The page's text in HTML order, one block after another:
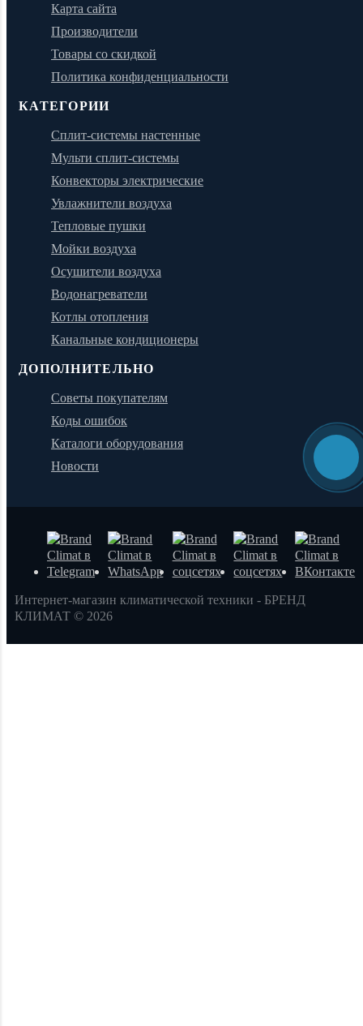
Карта сайта
Производители
Товары со скидкой
Политика конфиденциальности
КАТЕГОРИИ
Сплит-системы настенные
Мульти сплит-системы
Конвекторы электрические
Увлажнители воздуха
Тепловые пушки
Мойки воздуха
Осушители воздуха
Водонагреватели
Котлы отопления
Канальные кондиционеры
ДОПОЛНИТЕЛЬНО
Советы покупателям
Коды ошибок
Каталоги оборудования
Новости
Интернет-магазин климатической техники - БРЕНД
КЛИМАТ © 2026